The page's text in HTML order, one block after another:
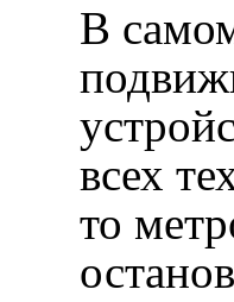
В
всех
то